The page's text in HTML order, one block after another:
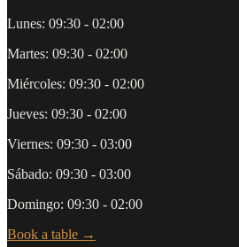
Lunes: 09:30 - 02:00
Martes: 09:30 - 02:00
Miércoles: 09:30 - 02:00
Jueves: 09:30 - 02:00
Viernes: 09:30 - 03:00
Sábado: 09:30 - 03:00
Domingo: 09:30 - 02:00
Book a table →